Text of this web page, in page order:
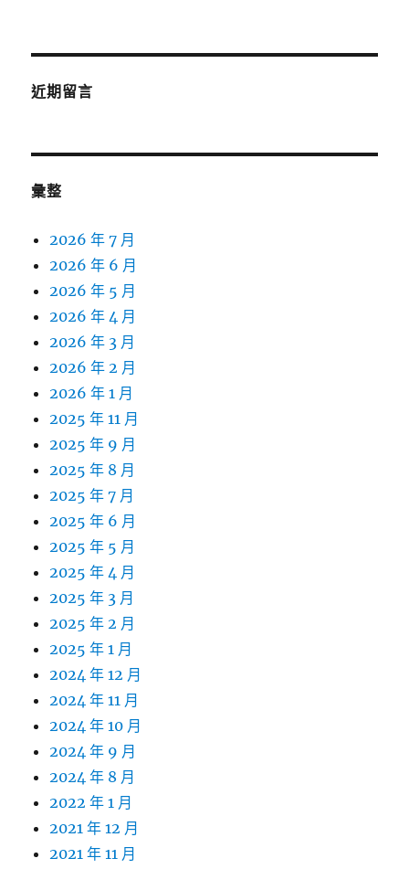
近期留言
彙整
2026 年 7 月
2026 年 6 月
2026 年 5 月
2026 年 4 月
2026 年 3 月
2026 年 2 月
2026 年 1 月
2025 年 11 月
2025 年 9 月
2025 年 8 月
2025 年 7 月
2025 年 6 月
2025 年 5 月
2025 年 4 月
2025 年 3 月
2025 年 2 月
2025 年 1 月
2024 年 12 月
2024 年 11 月
2024 年 10 月
2024 年 9 月
2024 年 8 月
2022 年 1 月
2021 年 12 月
2021 年 11 月